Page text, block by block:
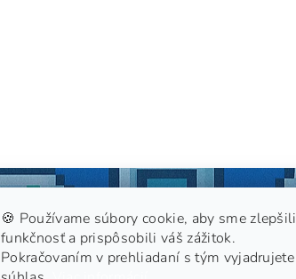
GDPR
🍪 Používame súbory cookie, aby sme zlepšili
funkčnosť a prispôsobili váš zážitok.
Pokračovaním v prehliadaní s tým vyjadrujete